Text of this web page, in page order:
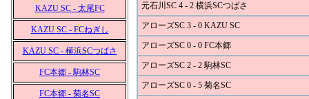
KAZU SC - 太尾FC
KAZU SC - FCねぎし
KAZU SC - 横浜SCつばさ
FC本郷 - 駒林SC
FC本郷 - 菊名SC
元石川SC 4 - 2 横浜SCつばさ
アローズSC 3 - 0 KAZU SC
アローズSC 0 - 0 FC本郷
アローズSC 2 - 2 駒林SC
アローズSC 0 - 5 菊名SC